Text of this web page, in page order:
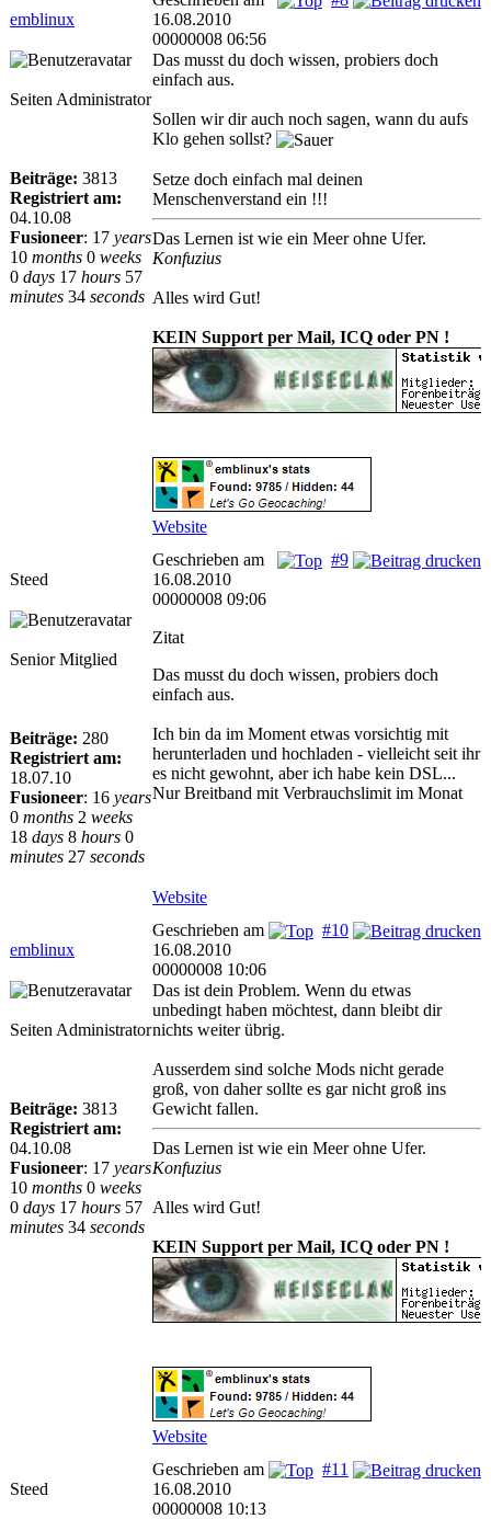
emblinux
16.08.2010
00000008 06:56
Seiten Administrator
Beiträge: 3813
Registriert am:
04.10.08
Fusioneer: 17 years
10 months 0 weeks
0 days 17 hours 57
minutes 34 seconds
Das musst du doch wissen, probiers doch
einfach aus.
Sollen wir dir auch noch sagen, wann du aufs
Klo gehen sollst?
Setze doch einfach mal deinen
Menschenverstand ein !!!
Das Lernen ist wie ein Meer ohne Ufer.
Konfuzius
Alles wird Gut!
KEIN Support per Mail, ICQ oder PN !
Website
Steed
#9
Geschrieben am
16.08.2010
00000008 09:06
Senior Mitglied
Beiträge: 280
Registriert am:
18.07.10
Fusioneer: 16 years
0 months 2 weeks
18 days 8 hours 0
minutes 27 seconds
Zitat
Das musst du doch wissen, probiers doch
einfach aus.
Ich bin da im Moment etwas vorsichtig mit
herunterladen und hochladen - vielleicht seit ihr
es nicht gewohnt, aber ich habe kein DSL...
Nur Breitband mit Verbrauchslimit im Monat
Website
emblinux
#10
Geschrieben am
16.08.2010
00000008 10:06
Seiten Administrator
Beiträge: 3813
Registriert am:
04.10.08
Fusioneer: 17 years
10 months 0 weeks
0 days 17 hours 57
minutes 34 seconds
Das ist dein Problem. Wenn du etwas
unbedingt haben möchtest, dann bleibt dir
nichts weiter übrig.
Ausserdem sind solche Mods nicht gerade
groß, von daher sollte es gar nicht groß ins
Gewicht fallen.
Das Lernen ist wie ein Meer ohne Ufer.
Konfuzius
Alles wird Gut!
KEIN Support per Mail, ICQ oder PN !
Website
Steed
#11
Geschrieben am
16.08.2010
00000008 10:13